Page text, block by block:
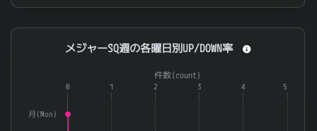
End of interactive chart.
メジャーSQ週の各曜日別UP/DOWN率
Combination chart with 3 data series.
The chart has 1 X axis displaying categories.
件数(count)
月(Mon)
0 1 2 3 4 5
メジャーSQ週の各曜日別UP/DOWN率